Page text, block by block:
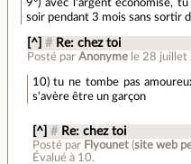
9°) avec l'argent économisé,
soir pendant 3 mois sans sortir
[^] # Re: chez toi
Posté par Anonyme le 28
10) tu ne tombe pas
s'avère être un garçon
[^] # Re: chez toi
Posté par Flyounet (site web
Évalué à 10.